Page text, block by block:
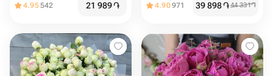
4.95542 21 989֏ 4.90971 39 898֏44 331֏